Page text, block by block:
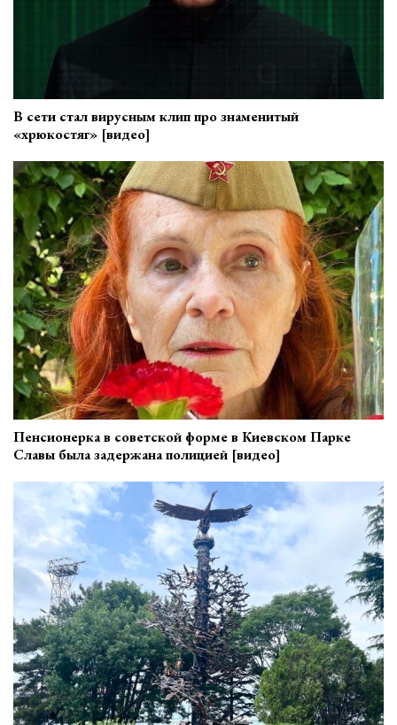
В сети стал вирусным клип про знаменитый
«хрюкостяг» [видео]
Пенсионерка в советской форме в Киевском Парке
Славы была задержана полицией [видео]